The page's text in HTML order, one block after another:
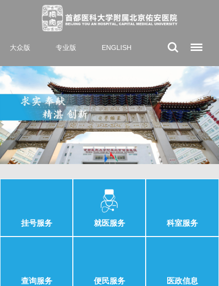
大众版 专业版 ENGLISH
挂号服务 就医服务 科室服务
查询服务 便民服务 医政信息